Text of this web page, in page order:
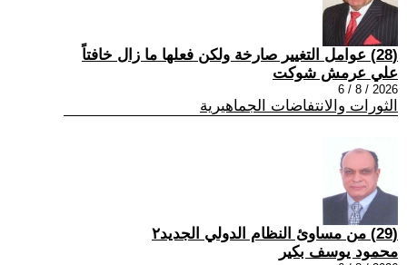
(28) عوامل التغيير صارخة ولكن فعلها ما زال خافتاً
علي عرمش شوكت
2026 / 8 / 6
الثورات والانتفاضات الجماهيرية
(29) من مساوئ النظام الدولي الجديد٢
محمود يوسف بكير